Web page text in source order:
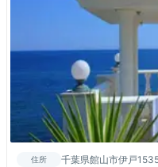
住所 千葉県館山市伊戸